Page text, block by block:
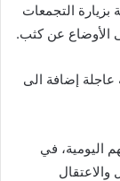
الأكبروف، قام برفقة ممثلي 11 دولة بزيارة التجمعات
الأوضاع عن كثب.
إضافة الى
اليومية، في
والاعتقال